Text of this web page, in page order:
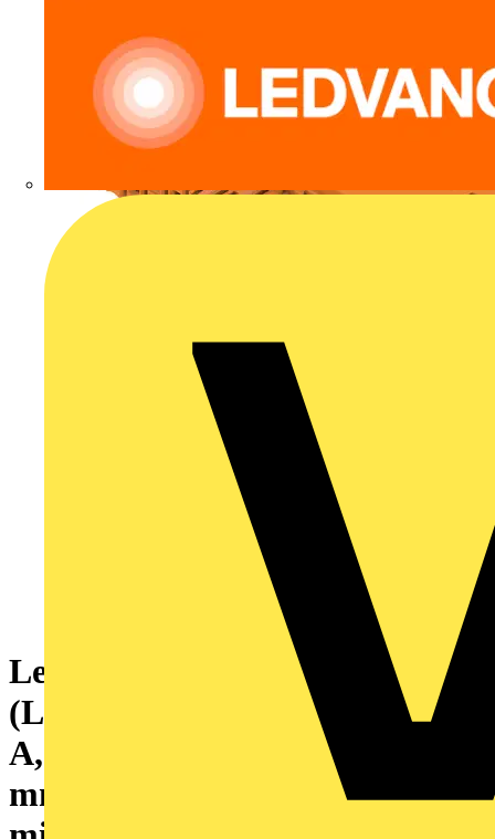
Leiterplattensteckverbinder
(Leiteranschluss), 160 V, 13.4
A, Raster in mm: 3.50, 1.5
mm², Polzahl: 40, PUSH IN